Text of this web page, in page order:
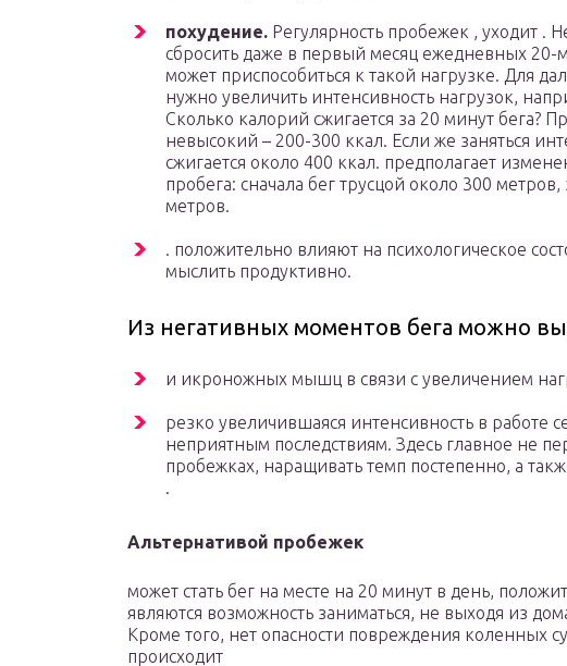
похудение. Регулярность пробежек , уходит .
сбросить даже в первый месяц ежедневных
может приспособиться к такой нагрузке. Для
нужно увеличить интенсивность нагрузок,
Сколько калорий сжигается за 20 минут бега?
невысокий – 200-300 ккал. Если же заняться
сжигается около 400 ккал. предполагает
пробега: сначала бег трусцой около 300
метров.
. положительно влияют на психологическое
мыслить продуктивно.
Из негативных моментов бега можно
и икроножных мышц в связи с увеличением
резко увеличившаяся интенсивность в работе
неприятным последствиям. Здесь главное не
пробежках, наращивать темп постепенно, а
.
Альтернативой пробежек
может стать бег на месте на 20 минут в день,
являются возможность заниматься, не выходя из
Кроме того, нет опасности повреждения коленных
происходит